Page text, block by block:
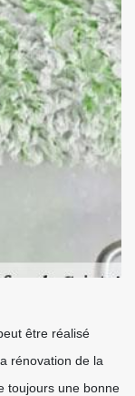
être réalisé
rénovation de la
toujours une bonne